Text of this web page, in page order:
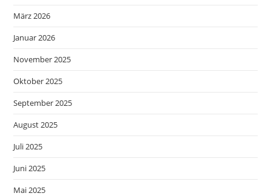
März 2026
Januar 2026
November 2025
Oktober 2025
September 2025
August 2025
Juli 2025
Juni 2025
Mai 2025